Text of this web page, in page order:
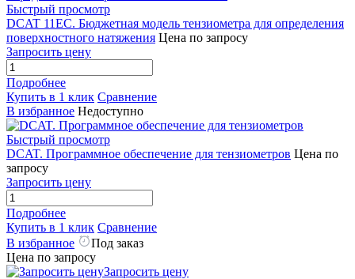
Быстрый просмотр
DCAT 11EC. Бюджетная модель тензиометра для определения
поверхностного натяжения Цена по запросу
Запросить цену
Подробнее
Купить в 1 клик Сравнение
В избранное Недоступно
Быстрый просмотр
DCAT. Программное обеспечение для тензиометров Цена по
запросу
Запросить цену
Подробнее
Купить в 1 клик Сравнение
В избранное
Под заказ
Цена по запросу
Запросить цену